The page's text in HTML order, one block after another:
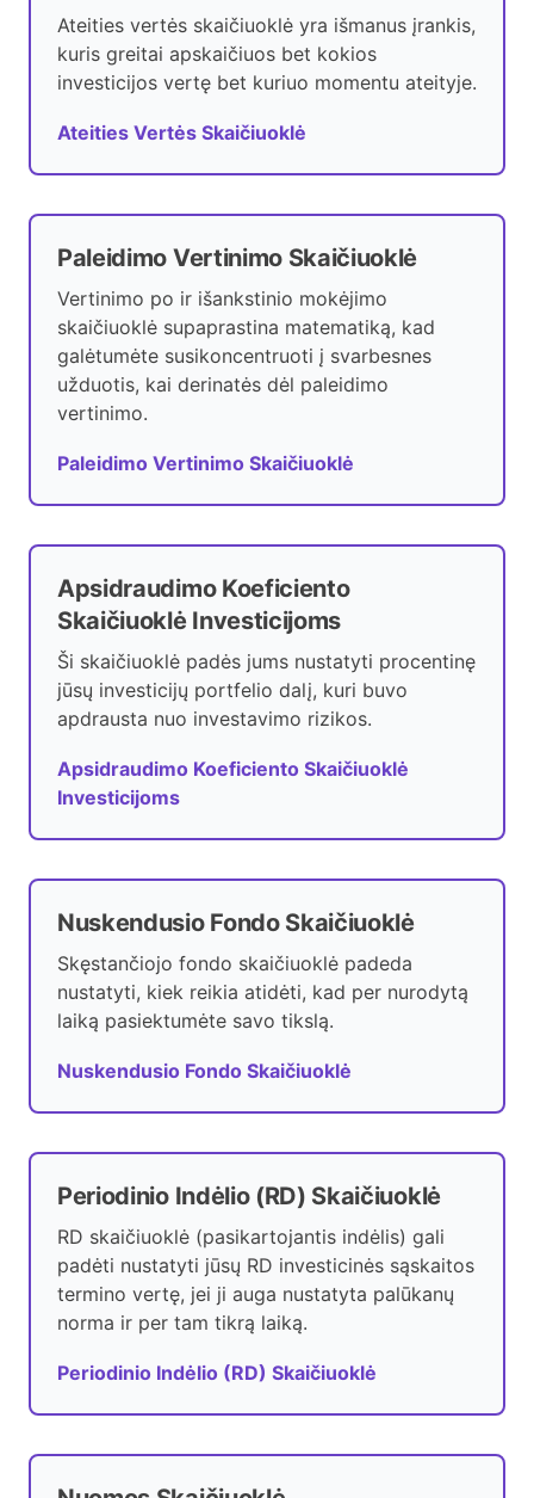
Ateities vertės skaičiuoklė yra išmanus įrankis,
kuris greitai apskaičiuos bet kokios
investicijos vertę bet kuriuo momentu ateityje.
Ateities Vertės Skaičiuoklė
Paleidimo Vertinimo Skaičiuoklė
Vertinimo po ir išankstinio mokėjimo
skaičiuoklė supaprastina matematiką, kad
galėtumėte susikoncentruoti į svarbesnes
užduotis, kai derinatės dėl paleidimo
vertinimo.
Paleidimo Vertinimo Skaičiuoklė
Apsidraudimo Koeficiento
Skaičiuoklė Investicijoms
Ši skaičiuoklė padės jums nustatyti procentinę
jūsų investicijų portfelio dalį, kuri buvo
apdrausta nuo investavimo rizikos.
Apsidraudimo Koeficiento Skaičiuoklė
Investicijoms
Nuskendusio Fondo Skaičiuoklė
Skęstančiojo fondo skaičiuoklė padeda
nustatyti, kiek reikia atidėti, kad per nurodytą
laiką pasiektumėte savo tikslą.
Nuskendusio Fondo Skaičiuoklė
Periodinio Indėlio (RD) Skaičiuoklė
RD skaičiuoklė (pasikartojantis indėlis) gali
padėti nustatyti jūsų RD investicinės sąskaitos
termino vertę, jei ji auga nustatyta palūkanų
norma ir per tam tikrą laiką.
Periodinio Indėlio (RD) Skaičiuoklė